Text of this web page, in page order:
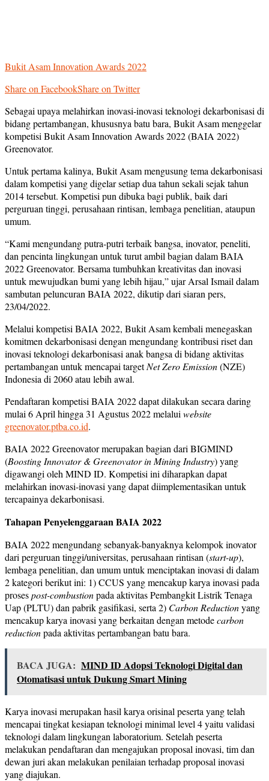
Bukit Asam Innovation Awards 2022
Share on FacebookShare on Twitter
Sebagai upaya melahirkan inovasi-inovasi teknologi dekarbonisasi di
bidang pertambangan, khususnya batu bara, Bukit Asam menggelar
kompetisi Bukit Asam Innovation Awards 2022 (BAIA 2022)
Greenovator.
Untuk pertama kalinya, Bukit Asam mengusung tema dekarbonisasi
dalam kompetisi yang digelar setiap dua tahun sekali sejak tahun
2014 tersebut. Kompetisi pun dibuka bagi publik, baik dari
perguruan tinggi, perusahaan rintisan, lembaga penelitian, ataupun
umum.
“Kami mengundang putra-putri terbaik bangsa, inovator, peneliti,
dan pencinta lingkungan untuk turut ambil bagian dalam BAIA
2022 Greenovator. Bersama tumbuhkan kreativitas dan inovasi
untuk mewujudkan bumi yang lebih hijau,” ujar Arsal Ismail dalam
sambutan peluncuran BAIA 2022, dikutip dari siaran pers,
23/04/2022.
Melalui kompetisi BAIA 2022, Bukit Asam kembali menegaskan
komitmen dekarbonisasi dengan mengundang kontribusi riset dan
inovasi teknologi dekarbonisasi anak bangsa di bidang aktivitas
pertambangan untuk mencapai targetNet Zero Emission(NZE)
Indonesia di 2060 atau lebih awal.
Pendaftaran kompetisi BAIA 2022 dapat dilakukan secara daring
mulai 6 April hingga 31 Agustus 2022 melalui website
greenovator.ptba.co.id.
BAIA 2022 Greenovator merupakan bagian dari BIGMIND
(Boosting Innovator & Greenovator in Mining Industry) yang
digawangi oleh MIND ID. Kompetisi ini diharapkan dapat
melahirkan inovasi-inovasi yang dapat diimplementasikan untuk
tercapainya dekarbonisasi.
Tahapan Penyelenggaraan BAIA 2022
BAIA 2022 mengundang sebanyak-banyaknya kelompok inovator
dari perguruan tinggi/universitas, perusahaan rintisan (start-up),
lembaga penelitian, dan umum untuk menciptakan inovasi di dalam
2 kategori berikut ini: 1) CCUS yang mencakup karya inovasi pada
prosespost-combustionpada aktivitas Pembangkit Listrik Tenaga
Uap (PLTU) dan pabrik gasifikasi, serta 2) Carbon Reductionyang
mencakup karya inovasi yang berkaitan dengan metodecarbon
reductionpada aktivitas pertambangan batu bara.
BACA JUGA: MIND ID Adopsi Teknologi Digital dan
Otomatisasi untuk Dukung Smart Mining
Karya inovasi merupakan hasil karya orisinal peserta yang telah
mencapai tingkat kesiapan teknologi minimal level 4 yaitu validasi
teknologi dalam lingkungan laboratorium. Setelah peserta
melakukan pendaftaran dan mengajukan proposal inovasi, tim dan
dewan juri akan melakukan penilaian terhadap proposal inovasi
yang diajukan.